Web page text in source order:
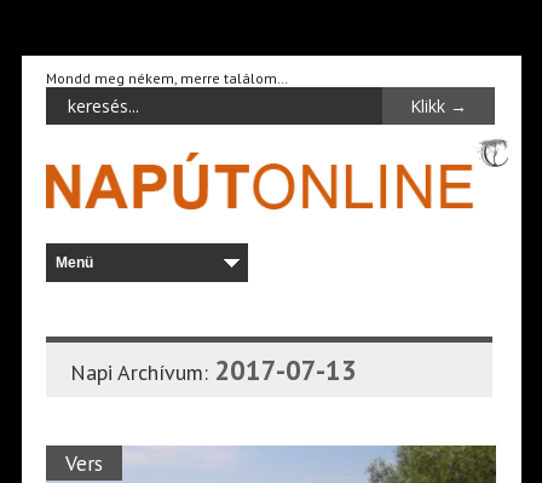
Mondd meg nékem, merre találom…
Napi Archívum: 2017-07-13
Vers